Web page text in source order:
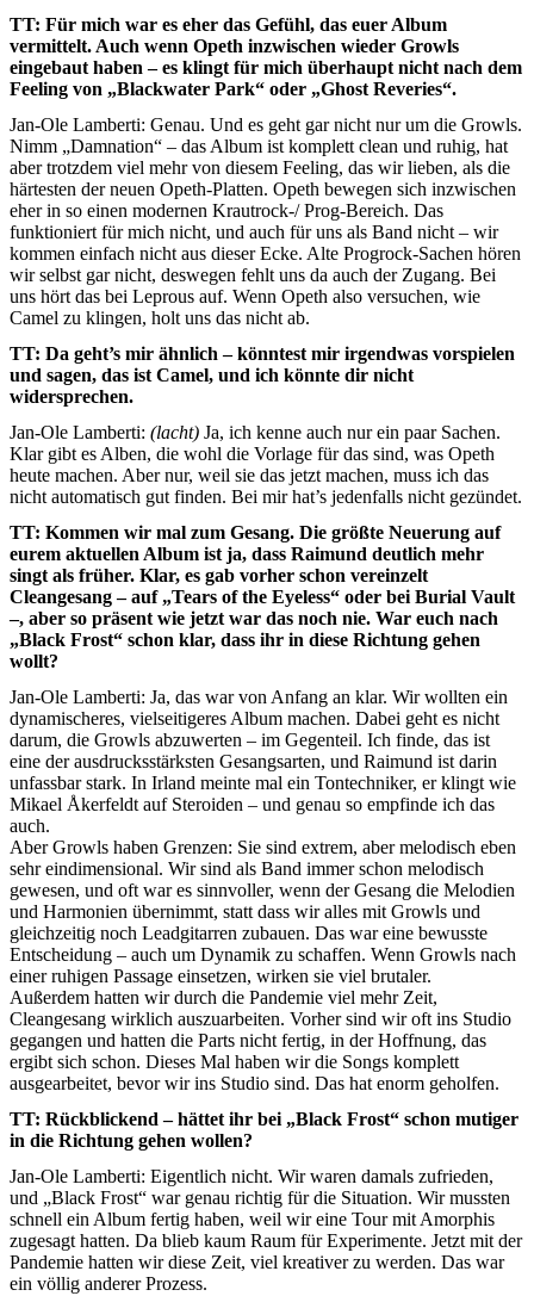
TT: Für mich war es eher das Gefühl, das euer Album
vermittelt. Auch wenn Opeth inzwischen wieder Growls
eingebaut haben – es klingt für mich überhaupt nicht nach dem
Feeling von „Blackwater Park“ oder „Ghost Reveries“.
Jan-Ole Lamberti: Genau. Und es geht gar nicht nur um die Growls.
Nimm „Damnation“ – das Album ist komplett clean und ruhig, hat
aber trotzdem viel mehr von diesem Feeling, das wir lieben, als die
härtesten der neuen Opeth-Platten. Opeth bewegen sich inzwischen
eher in so einen modernen Krautrock-/ Prog-Bereich. Das
funktioniert für mich nicht, und auch für uns als Band nicht – wir
kommen einfach nicht aus dieser Ecke. Alte Progrock-Sachen hören
wir selbst gar nicht, deswegen fehlt uns da auch der Zugang. Bei
uns hört das bei Leprous auf. Wenn Opeth also versuchen, wie
Camel zu klingen, holt uns das nicht ab.
TT: Da geht’s mir ähnlich – könntest mir irgendwas vorspielen
und sagen, das ist Camel, und ich könnte dir nicht
widersprechen.
Jan-Ole Lamberti: (lacht) Ja, ich kenne auch nur ein paar Sachen.
Klar gibt es Alben, die wohl die Vorlage für das sind, was Opeth
heute machen. Aber nur, weil sie das jetzt machen, muss ich das
nicht automatisch gut finden. Bei mir hat’s jedenfalls nicht gezündet.
TT: Kommen wir mal zum Gesang. Die größte Neuerung auf
eurem aktuellen Album ist ja, dass Raimund deutlich mehr
singt als früher. Klar, es gab vorher schon vereinzelt
Cleangesang – auf „Tears of the Eyeless“ oder bei Burial Vault
–, aber so präsent wie jetzt war das noch nie. War euch nach
„Black Frost“ schon klar, dass ihr in diese Richtung gehen
wollt?
Jan-Ole Lamberti: Ja, das war von Anfang an klar. Wir wollten ein
dynamischeres, vielseitigeres Album machen. Dabei geht es nicht
darum, die Growls abzuwerten – im Gegenteil. Ich finde, das ist
eine der ausdrucksstärksten Gesangsarten, und Raimund ist darin
unfassbar stark. In Irland meinte mal ein Tontechniker, er klingt wie
Mikael Åkerfeldt auf Steroiden – und genau so empfinde ich das
auch.
Aber Growls haben Grenzen: Sie sind extrem, aber melodisch eben
sehr eindimensional. Wir sind als Band immer schon melodisch
gewesen, und oft war es sinnvoller, wenn der Gesang die Melodien
und Harmonien übernimmt, statt dass wir alles mit Growls und
gleichzeitig noch Leadgitarren zubauen. Das war eine bewusste
Entscheidung – auch um Dynamik zu schaffen. Wenn Growls nach
einer ruhigen Passage einsetzen, wirken sie viel brutaler.
Außerdem hatten wir durch die Pandemie viel mehr Zeit,
Cleangesang wirklich auszuarbeiten. Vorher sind wir oft ins Studio
gegangen und hatten die Parts nicht fertig, in der Hoffnung, das
ergibt sich schon. Dieses Mal haben wir die Songs komplett
ausgearbeitet, bevor wir ins Studio sind. Das hat enorm geholfen.
TT: Rückblickend – hättet ihr bei „Black Frost“ schon mutiger
in die Richtung gehen wollen?
Jan-Ole Lamberti: Eigentlich nicht. Wir waren damals zufrieden,
und „Black Frost“ war genau richtig für die Situation. Wir mussten
schnell ein Album fertig haben, weil wir eine Tour mit Amorphis
zugesagt hatten. Da blieb kaum Raum für Experimente. Jetzt mit der
Pandemie hatten wir diese Zeit, viel kreativer zu werden. Das war
ein völlig anderer Prozess.